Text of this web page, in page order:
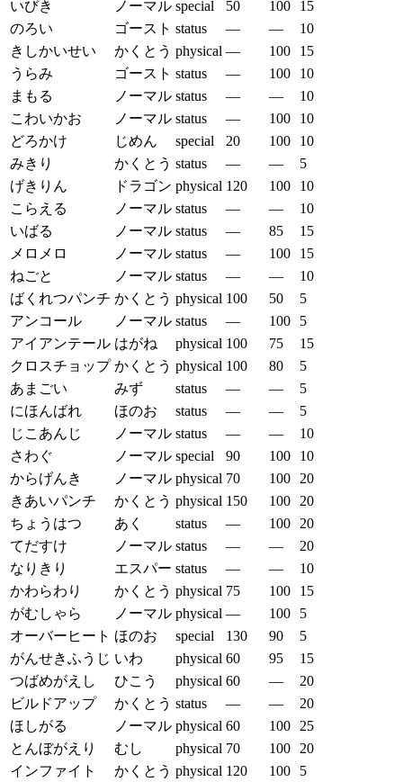
いびき
ノーマル special 50 100
15
のろい
ゴースト status — —
10
きしかいせい
かくとう physical — 100
15
うらみ
ゴースト status — 100
10
まもる
ノーマル status — —
10
こわいかお
ノーマル status — 100
10
どろかけ
じめん special 20 100
10
みきり
かくとう status — —
5
げきりん
ドラゴン physical 120 100
10
こらえる
ノーマル status — —
10
いばる
ノーマル status — 85
15
メロメロ
ノーマル status — 100
15
ねごと
ノーマル status — —
10
ばくれつパンチ かくとう physical 100 50
5
アンコール
ノーマル status — 100
5
アイアンテール はがね physical 100 75
15
クロスチョップ かくとう physical 100 80
5
あまごい
みず status — —
5
にほんばれ
ほのお status — —
5
じこあんじ
ノーマル status — —
10
さわぐ
ノーマル special 90 100
10
からげんき
ノーマル physical 70 100
20
きあいパンチ
かくとう physical 150 100
20
ちょうはつ
あく status — 100
20
てだすけ
ノーマル status — —
20
なりきり
エスパー status — —
10
かわらわり
かくとう physical 75 100
15
がむしゃら
ノーマル physical — 100
5
オーバーヒート ほのお special 130 90
5
がんせきふうじ いわ physical 60 95
15
つばめがえし
ひこう physical 60 —
20
ビルドアップ
かくとう status — —
20
ほしがる
ノーマル physical 60 100
25
とんぼがえり
むし physical 70 100
20
インファイト
かくとう physical 120 100
5